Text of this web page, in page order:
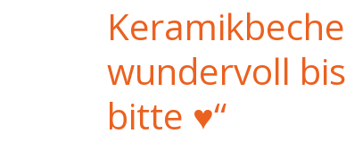
wundervoll
bitte ♥️“